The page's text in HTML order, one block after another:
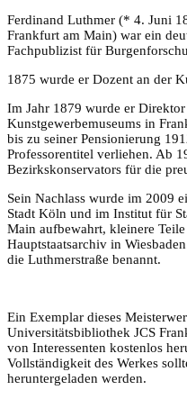
Ferdinand Luthmer (* 4. Juni
Frankfurt am Main) war ein
Fachpublizist für
1875 wurde er Dozent an der
Im Jahr 1879 wurde er
Kunstgewerbemuseums in
bis zu seiner Pensionierung
Professorentitel verliehen. Ab
Bezirkskonservators für die
Sein Nachlass wurde im 2009
Stadt Köln und im Institut für
Main aufbewahrt, kleinere
Hauptstaatsarchiv in
die Luthmerstraße benannt.
Ein Exemplar dieses
Universitätsbibliothek JCS
von Interessenten kostenlos
Vollständigkeit des Werkes
heruntergeladen werden.